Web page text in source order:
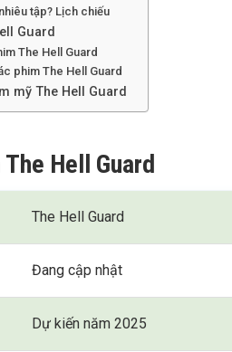
tập? Lịch chiếu
Guard
The Hell Guard
phim The Hell Guard
mỹ The Hell Guard
Hell Guard
The Hell Guard
Đang cập nhật
Dự kiến năm 2025